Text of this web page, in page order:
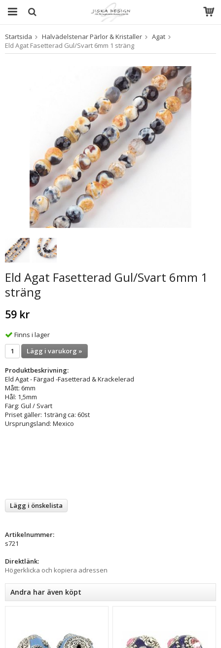
Produkten har blivit tillagd i varukorgen
Startsida Halvädelstenar Pärlor & Kristaller
Agat
Eld Agat Fasetterad Gul/Svart 6mm 1 sträng
Eld Agat Fasetterad Gul/Svart 6mm 1
sträng
59 kr
Finns i lager
Lägg i varukorg »
Produktbeskrivning:
Eld Agat - Färgad -Fasetterad & Krackelerad
Mått: 6mm
Hål: 1,5mm
Färg: Gul / Svart
Priset gäller: 1sträng ca: 60st
Ursprungsland: Mexico
Lägg i önskelista
Artikelnummer:
s721
Direktlänk:
Högerklicka och kopiera adressen
Andra har även köpt